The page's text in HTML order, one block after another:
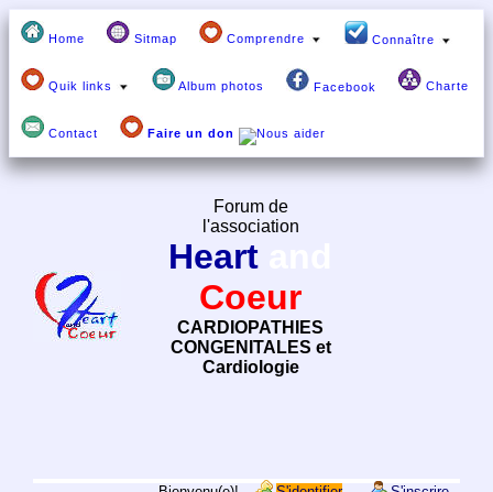
Home Sitmap Comprendre Connaître
Quik links Album photos Facebook Charte
Contact Faire un don
Forum de
l'association
Heart
Coeur
CARDIOPATHIES
CONGENITALES et
Cardiologie